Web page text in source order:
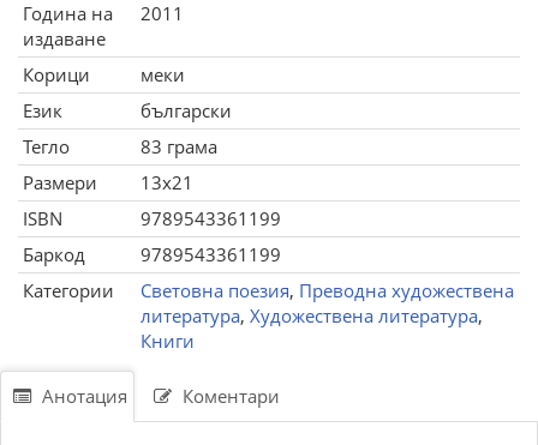
Година на
издаване
2011
Корици
меки
Език
български
Тегло
83 грама
Размери
13x21
ISBN
9789543361199
Баркод
9789543361199
Категории
Световна поезия, Преводна художествена
литература, Художествена литература,
Книги
Анотация Коментари